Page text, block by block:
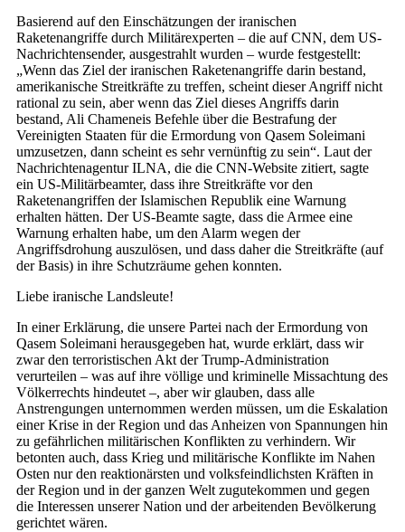
Basierend auf den Einschätzungen der iranischen
Raketenangriffe durch Militärexperten – die auf CNN, dem US-
Nachrichtensender, ausgestrahlt wurden – wurde festgestellt:
„Wenn das Ziel der iranischen Raketenangriffe darin bestand,
amerikanische Streitkräfte zu treffen, scheint dieser Angriff nicht
rational zu sein, aber wenn das Ziel dieses Angriffs darin
bestand, Ali Chameneis Befehle über die Bestrafung der
Vereinigten Staaten für die Ermordung von Qasem Soleimani
umzusetzen, dann scheint es sehr vernünftig zu sein“. Laut der
Nachrichtenagentur ILNA, die die CNN-Website zitiert, sagte
ein US-Militärbeamter, dass ihre Streitkräfte vor den
Raketenangriffen der Islamischen Republik eine Warnung
erhalten hätten. Der US-Beamte sagte, dass die Armee eine
Warnung erhalten habe, um den Alarm wegen der
Angriffsdrohung auszulösen, und dass daher die Streitkräfte (auf
der Basis) in ihre Schutzräume gehen konnten.
Liebe iranische Landsleute!
In einer Erklärung, die unsere Partei nach der Ermordung von
Qasem Soleimani herausgegeben hat, wurde erklärt, dass wir
zwar den terroristischen Akt der Trump-Administration
verurteilen – was auf ihre völlige und kriminelle Missachtung des
Völkerrechts hindeutet –, aber wir glauben, dass alle
Anstrengungen unternommen werden müssen, um die Eskalation
einer Krise in der Region und das Anheizen von Spannungen hin
zu gefährlichen militärischen Konflikten zu verhindern. Wir
betonten auch, dass Krieg und militärische Konflikte im Nahen
Osten nur den reaktionärsten und volksfeindlichsten Kräften in
der Region und in der ganzen Welt zugutekommen und gegen
die Interessen unserer Nation und der arbeitenden Bevölkerung
gerichtet wären.